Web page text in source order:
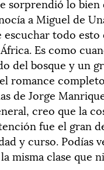
a Miguel de
todo esto
Es como
del bosque y un
romance
de Jorge
creo que la
fue el gran
y curso. Podías
misma clase que